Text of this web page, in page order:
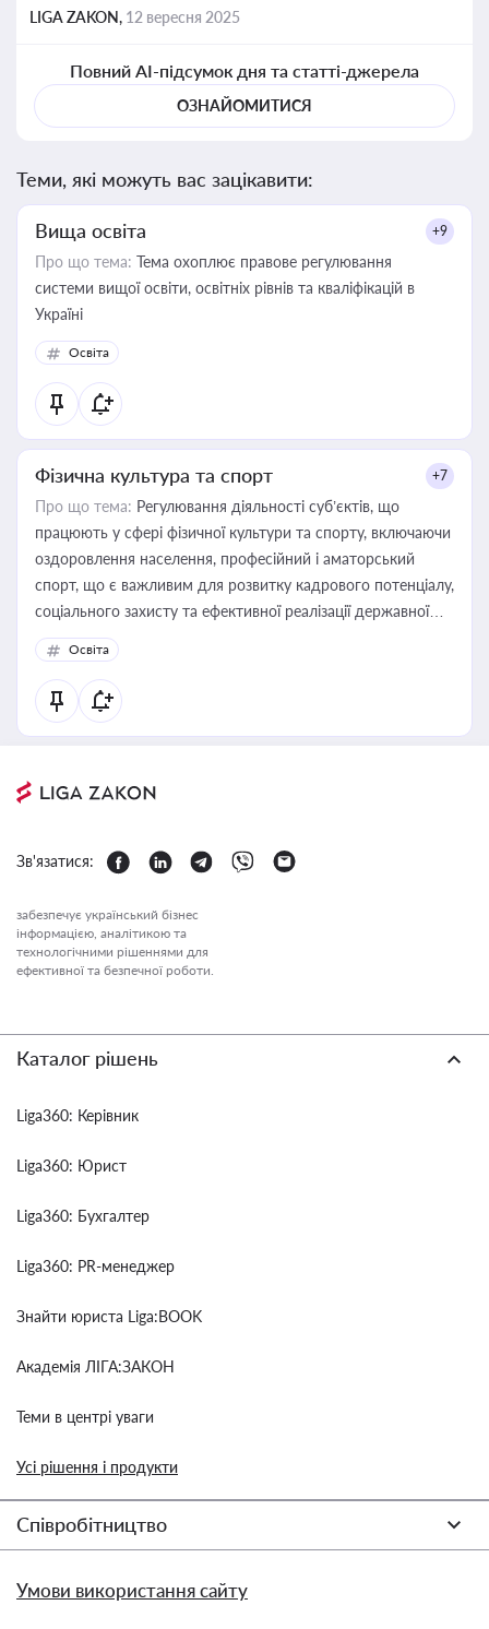
LIGA ZAKON, 12 вересня 2025
Повний AI-підсумок дня та статті-джерела
ОЗНАЙОМИТИСЯ
Теми, які можуть вас зацікавити:
Вища освіта +9
Про що тема: Тема охоплює правове регулювання
системи вищої освіти, освітніх рівнів та кваліфікацій в
Україні
Освіта
Фізична культура та спорт +7
Про що тема: Регулювання діяльності суб’єктів, що
працюють у сфері фізичної культури та спорту, включаючи
оздоровлення населення, професійний і аматорський
спорт, що є важливим для розвитку кадрового потенціалу,
соціального захисту та ефективної реалізації державної
політики у цій галузі
Освіта
Зв'язатися:
забезпечує український бізнес
інформацією, аналітикою та
технологічними рішеннями для
ефективної та безпечної роботи.
Каталог рішень
Liga360: Керівник
Liga360: Юрист
Liga360: Бухгалтер
Liga360: PR-менеджер
Знайти юриста Liga:BOOK
Академія ЛІГА:ЗАКОН
Теми в центрі уваги
Усі рішення і продукти
Співробітництво
Умови використання сайту